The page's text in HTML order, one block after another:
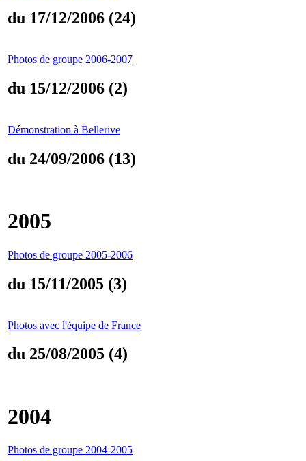
du 17/12/2006 (24)
Photos de groupe 2006-2007
du 15/12/2006 (2)
Démonstration à Bellerive
du 24/09/2006 (13)
2005
Photos de groupe 2005-2006
du 15/11/2005 (3)
Photos avec l'équipe de France
du 25/08/2005 (4)
2004
Photos de groupe 2004-2005